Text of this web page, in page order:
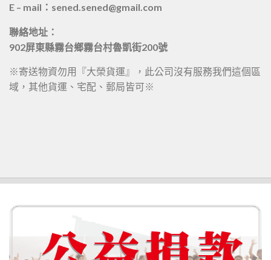
E – mail：sened.sened@gmail.com
聯絡地址：
902屏東縣霧台鄉霧台村魯凱街200號
※寄送物資勿用『大榮貨運』，此公司沒有服務我們這個區
域，其他貨運、宅配、郵局皆可※